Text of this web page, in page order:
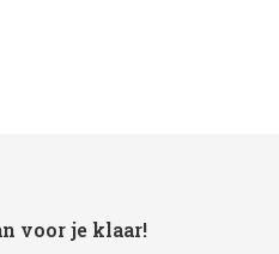
voor je klaar!